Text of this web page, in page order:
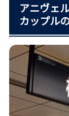
アニヴェ
カップル